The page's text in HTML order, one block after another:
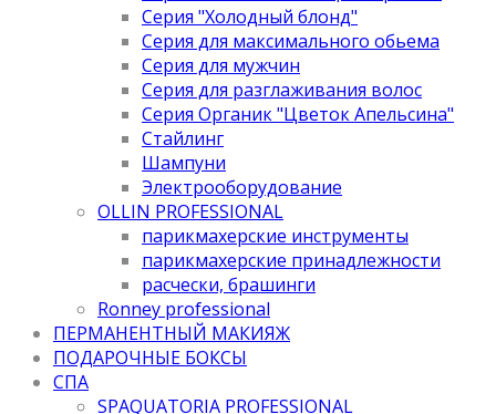
Серия "Холодный блонд"
Серия для максимального обьема
Серия для мужчин
Серия для разглаживания волос
Серия Органик "Цветок Апельсина"
Стайлинг
Шампуни
Электрооборудование
OLLIN PROFESSIONAL
парикмахерские инструменты
парикмахерские принадлежности
расчески, брашинги
Ronney professional
ПЕРМАНЕНТНЫЙ МАКИЯЖ
ПОДАРОЧНЫЕ БОКСЫ
СПА
SPAQUATORIA PROFESSIONAL